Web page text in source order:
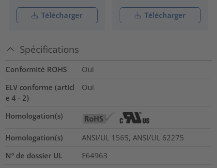
Télécharger Télécharger
Spécifications
Conformité ROHS
Oui
ELV conforme (articl
e 4 - 2)
Oui
Homologation(s)
Homologation(s)
ANSI/UL 1565, ANSI/UL 62275
N° de dossier UL
E64963